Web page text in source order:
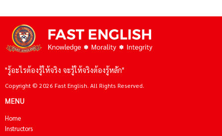
"รู้อะไรต้องรู้ให้จริง จะรู้ให้จริงต้องรู้หลัก"
Copyright © 2026 Fast English. All Rights Reserved.
MENU
Home
Instructors